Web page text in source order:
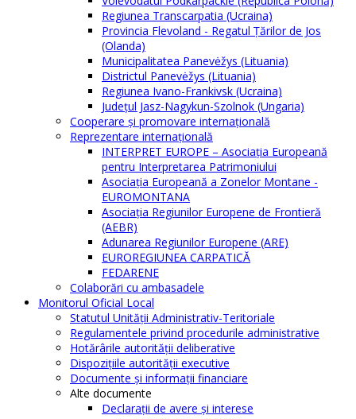
Regiunea Transcarpatia (Ucraina)
Provincia Flevoland - Regatul Ţărilor de Jos
(Olanda)
Municipalitatea Panevėžys (Lituania)
Districtul Panevėžys (Lituania)
Regiunea Ivano-Frankivsk (Ucraina)
Judeţul Jasz-Nagykun-Szolnok (Ungaria)
Cooperare şi promovare internaţională
Reprezentare internaţională
INTERPRET EUROPE – Asociația Europeană
pentru Interpretarea Patrimoniului
Asociația Europeană a Zonelor Montane -
EUROMONTANA
Asociația Regiunilor Europene de Frontieră
(AEBR)
Adunarea Regiunilor Europene (ARE)
EUROREGIUNEA CARPATICĂ
FEDARENE
Colaborări cu ambasadele
Monitorul Oficial Local
Statutul Unităţii Administrativ-Teritoriale
Regulamentele privind procedurile administrative
Hotărârile autorităţii deliberative
Dispoziţiile autorităţii executive
Documente şi informaţii financiare
Alte documente
Declaraţii de avere şi interese